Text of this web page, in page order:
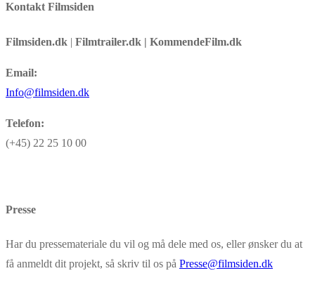
Kontakt Filmsiden
Filmsiden.dk | Filmtrailer.dk | KommendeFilm.dk
Email:
Info@filmsiden.dk
Telefon:
(+45) 22 25 10 00
Presse
Har du pressemateriale du vil og må dele med os, eller ønsker du at
få anmeldt dit projekt, så skriv til os på Presse@filmsiden.dk